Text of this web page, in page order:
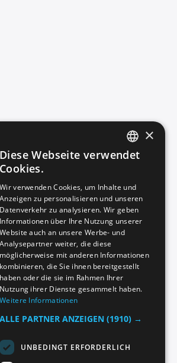
ENGLISH
ITALIAN
SPANISH
×
Diese Webseite verwendet
Cookies.
Wir verwenden Cookies, um Inhalte und
Anzeigen zu personalisieren und unseren
Datenverkehr zu analysieren. Wir geben
Informationen über Ihre Nutzung unserer
Website auch an unsere Werbe- und
Analysepartner weiter, die diese
möglicherweise mit anderen Informationen
kombinieren, die Sie ihnen bereitgestellt
haben oder die sie im Rahmen Ihrer
Nutzung ihrer Dienste gesammelt haben.
Weitere Informationen
ALLE PARTNER ANZEIGEN (1910) →
UNBEDINGT ERFORDERLICH